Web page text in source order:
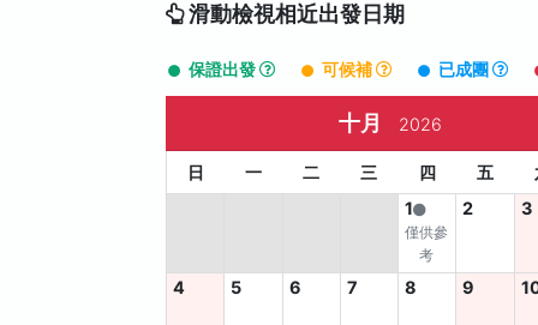
滑動檢視相近出發日期
保證出發 可候補 已成團
十月 2026
日 一 二 三 四 五
1
僅供參
考
2 3
4 5 6 7 8 9